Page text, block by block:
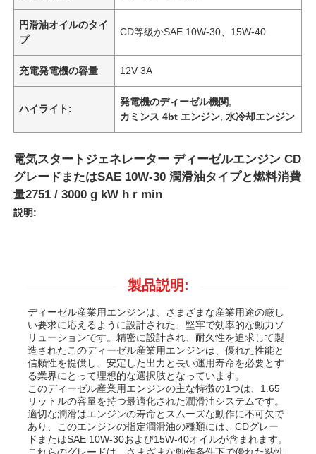
円滑油オイルのタイ
プ
CD等級かSAE 10W-30、15W-40
充電発電機の容量 12V 3A
ハイライト:
発電機のディーゼル機関
カミンス 4bt エンジン ,水冷却エンジン
電気スタートジェネレーター ディーゼルエンジン CD
グレードまたはSAE 10W-30 潤滑油タイプと燃料消費
量2751 / 3000 g kW h r min
説明:
製品説明:
ディーゼル産業用エンジンは、さまざまな産業用途の厳し
い要求に応えるように設計された、堅牢で効率的な動力ソ
リューションです。精密に設計され、耐久性を追求して製
造されたこのディーゼル産業用エンジンは、優れた性能と
信頼性を提供し、安定した出力と長い運用寿命を必要とす
る業界にとって理想的な選択肢となっています。
このディーゼル産業用エンジンの主な特徴の1つは、1.65
リットルの容量を持つ最適化された潤滑油システムです。
適切な潤滑はエンジンの寿命とスムーズな動作に不可欠で
あり、このエンジンの指定潤滑油の種類には、CDグレー
ドまたはSAE 10W-30および15W-40オイルが含まれます。
これらのグレードは、さまざまな動作条件下で優れた粘性